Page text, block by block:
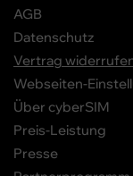
AGB
Datenschutz
Vertrag
Webseiten-
Über cyberSIM
Preis-Leistung
Presse